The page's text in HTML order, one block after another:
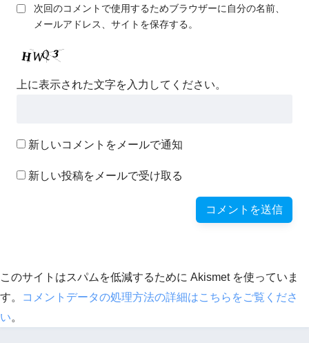
次回のコメントで使用するためブラウザーに自分の名前、
メールアドレス、サイトを保存する。
上に表示された文字を入力してください。
新しいコメントをメールで通知
新しい投稿をメールで受け取る
このサイトはスパムを低減するために Akismet を使っていま
す。
コメントデータの処理方法の詳細はこちらをご覧くださ
い。